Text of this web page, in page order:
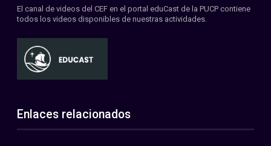
El canal de videos del CEF en el portal eduCast de la PUCP contiene
todos los videos disponibles de nuestras actividades.
Enlaces relacionados